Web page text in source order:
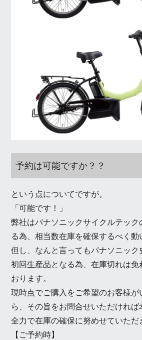
予約は可能ですか？？
という点についてですが。
「可能です！」
弊社はパナソニックサイクルテック
る為、相当数在庫を確保するべく動
但し、なんと言ってもパナソニック
初回生産品となる為、在庫切れは免
おります。
現時点でご購入をご希望のお客様が
ら、その旨をお問合せいただければ
全力で在庫の確保に努めせていただ
【ご予約時】